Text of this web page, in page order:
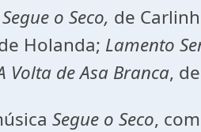
Segue o Seco, de
Holanda; Lamento
Volta de Asa Branca,
Segue o Seco,